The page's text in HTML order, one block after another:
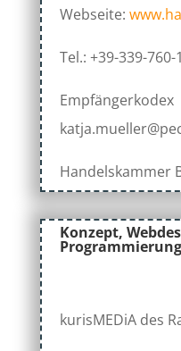
Webseite:
Tel.: +39-339-760-
Empfängerkodex
Handelskammer
Konzept,
kurisMEDiA des